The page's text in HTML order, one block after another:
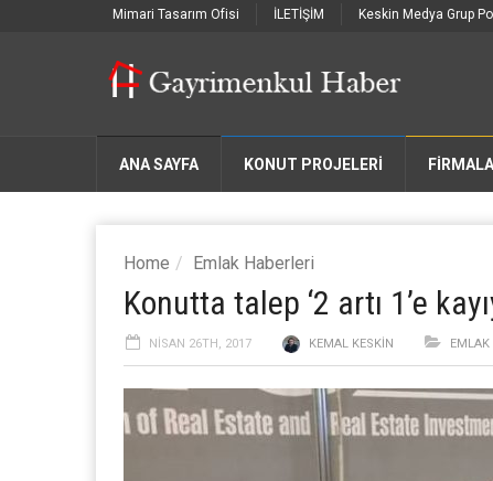
Mimari Tasarım Ofisi İLETİŞİM Keskin Medya Grup
ANA SAYFA KONUT PROJELERİ
Home Emlak Haberleri
Konutta talep ‘2 artı 1’e
NISAN 26TH, 2017 KEMAL KESKIN EMLAK